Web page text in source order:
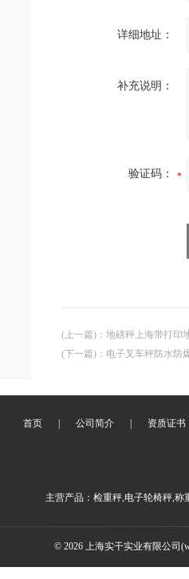
详细地址：
补充说明：
验证码：
(上一篇) ： 地磅秤上海带打印
(下一篇) ： 电子叉车秤防水防
首页 公司简介 资质证书
主营产品：检重秤,电子轮椅秤,
© 2026 上海实干实业有限公司